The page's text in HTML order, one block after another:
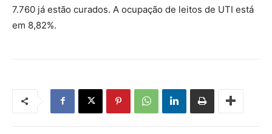
7.760 já estão curados. A ocupação de leitos de UTI está
em 8,82%.